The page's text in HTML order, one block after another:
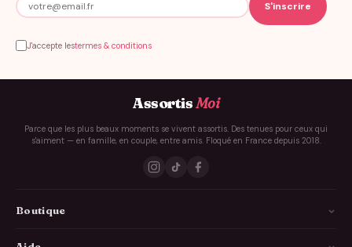
J'accepte lestermes & conditions
AssortisMoi
Parce que les plus beaux moments se vivent assortis. Des tenues pour ceux qui
s'aiment — en famille, en couple, entre amis. Floqué en France depuis 2018.
Boutique